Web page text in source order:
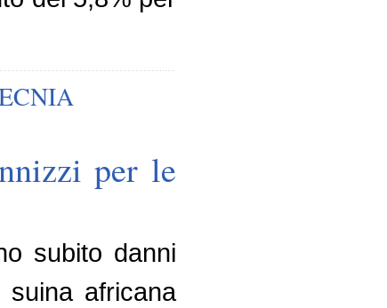
per le
subito danni
africana